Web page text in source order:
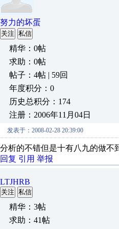
努力的坏蛋
关注 私信
精华：0帖
求助：0帖
帖子：4帖 | 59回
年度积分：0
历史总积分：174
注册：2006年11月04日
发表于：2008-02-28 20:39:00
分析的不错但是十有八九的做不
回复 引用 举报
LTJHRB
关注 私信
精华：3帖
求助：41帖